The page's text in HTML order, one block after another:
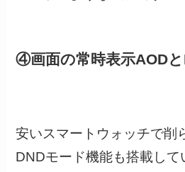
④画面の常時表示AODと
安いスマートウォッチで削
DNDモード機能も搭載して